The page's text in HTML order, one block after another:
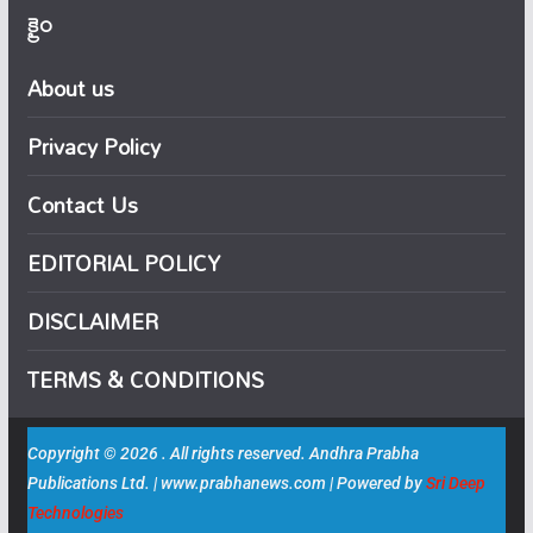
క్రైం
About us
Privacy Policy
Contact Us
EDITORIAL POLICY
DISCLAIMER
TERMS & CONDITIONS
Copyright © 2026 . All rights reserved. Andhra Prabha
Publications Ltd. | www.prabhanews.com | Powered bySri Deep
Technologies